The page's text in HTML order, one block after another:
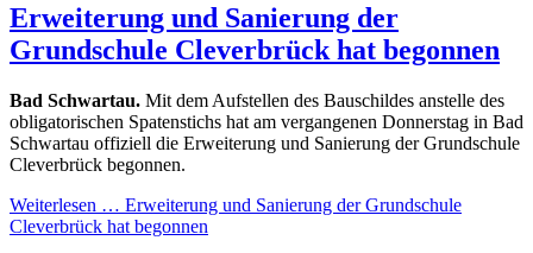
Erweiterung und Sanierung der
Grundschule Cleverbrück hat begonnen
Bad Schwartau. Mit dem Aufstellen des Bauschildes anstelle des
obligatorischen Spatenstichs hat am vergangenen Donnerstag in Bad
Schwartau offiziell die Erweiterung und Sanierung der Grundschule
Cleverbrück begonnen.
Weiterlesen … Erweiterung und Sanierung der Grundschule
Cleverbrück hat begonnen